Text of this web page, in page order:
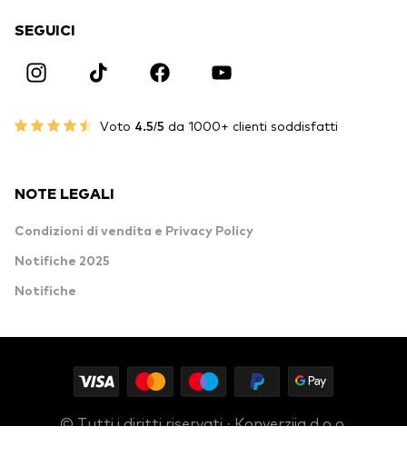
SEGUICI
Voto 4.5/5 da 1000+ clienti soddisfatti
NOTE LEGALI
Condizioni di vendita e Privacy Policy
Notifiche 2025
Notifiche
© Tutti i diritti riservati · Konverzija d.o.o.